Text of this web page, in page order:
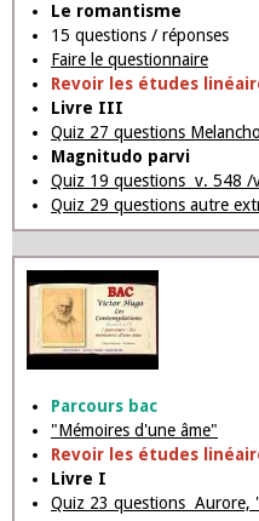
Le romantisme
15 questions / réponses
Faire le questionnaire
Revoir les études
Livre III
Quiz 27 questions
Magnitudo parvi
Quiz 19 questions v. 548 /
Quiz 29 questions autre
Parcours bac
"Mémoires d'une âme"
Revoir les études
Livre I
Quiz 23 questions Aurore,